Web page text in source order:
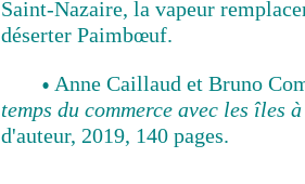
Saint-Nazaire, la vapeur
déserter Paimbœuf.
•Anne Caillaud et Bruno
temps du commerce avec les îles
d'auteur, 2019, 140 pages.